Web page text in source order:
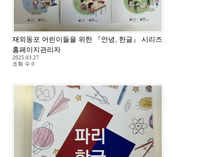
재외동포 어린이들을 위한 『안녕, 한글』 시리즈 교재 도착
홈페이지관리자
2025.03.27
조회 수 0